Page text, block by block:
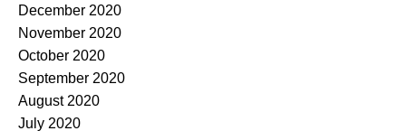
December 2020
November 2020
October 2020
September 2020
August 2020
July 2020